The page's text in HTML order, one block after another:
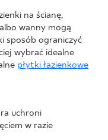
na ścianę,
wanny mogą
sposób ograniczyć
wybrać idealne
płytki łazienkowe
uchroni
w razie